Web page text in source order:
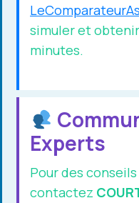
simuler et
minutes.
Experts
Pour des
contactez